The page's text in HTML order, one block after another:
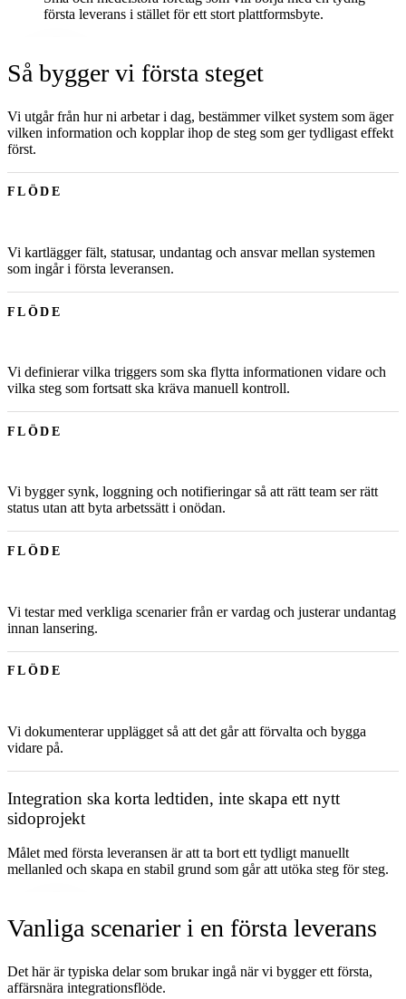
första leverans i stället för ett stort plattformsbyte.
Så bygger vi första steget
Vi utgår från hur ni arbetar i dag, bestämmer vilket system som äger
vilken information och kopplar ihop de steg som ger tydligast effekt
först.
FLÖDE
Vi kartlägger fält, statusar, undantag och ansvar mellan systemen
som ingår i första leveransen.
FLÖDE
Vi definierar vilka triggers som ska flytta informationen vidare och
vilka steg som fortsatt ska kräva manuell kontroll.
FLÖDE
Vi bygger synk, loggning och notifieringar så att rätt team ser rätt
status utan att byta arbetssätt i onödan.
FLÖDE
Vi testar med verkliga scenarier från er vardag och justerar undantag
innan lansering.
FLÖDE
Vi dokumenterar upplägget så att det går att förvalta och bygga
vidare på.
Integration ska korta ledtiden, inte skapa ett nytt
sidoprojekt
Målet med första leveransen är att ta bort ett tydligt manuellt
mellanled och skapa en stabil grund som går att utöka steg för steg.
Vanliga scenarier i en första leverans
Det här är typiska delar som brukar ingå när vi bygger ett första,
affärsnära integrationsflöde.